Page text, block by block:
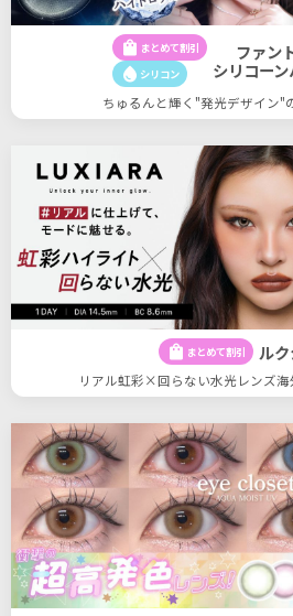
shopping_bag まとめて割引
water_drop シリコン
ファン
シリコー
ちゅるんと輝く"発光デザイン"
shopping_bag まとめて割引 ル
リアル虹彩×回らない水光レンズ海